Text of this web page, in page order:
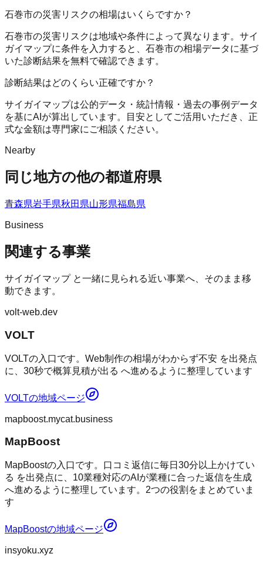
石巻市の災害リスクの相場はいくらですか？
石巻市の災害リスクは地域や条件によって異なります。サイ
ガイマップに条件を入力すると、石巻市の相場データに基づ
いた診断結果を無料で確認できます。
診断結果はどのくらい正確ですか？
サイガイマップは公的データ・統計情報・過去の事例データ
を基にAIが算出しています。目安としてご活用いただき、正
式な金額は専門家にご相談ください。
Nearby
同じ地方の他の都道府県
青森県岩手県秋田県山形県福島県
Business
関連する事業
サイガイマップと一緒に見られる近い事業へ、そのまま移
動できます。
volt-web.dev
VOLT
VOLTの入口です。Web制作の相場がわからず不安 を出発点
に、30秒で概算見積が出る へ進めるように整理しています
VOLTの地域ページ
mapboost.mycat.business
MapBoost
MapBoostの入口です。口コミ返信に毎日30分以上かけてい
る を出発点に、10業種対応のAIが業種に合った返信を生成
へ進めるように整理しています。2つの役割をまとめていま
す
MapBoostの地域ページ
insyoku.xyz